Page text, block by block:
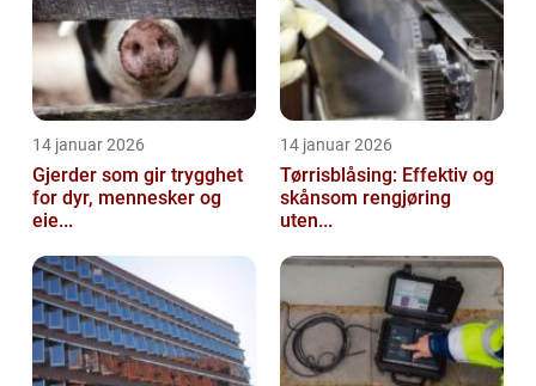
14 januar 2026
Gjerder som gir trygghet
for dyr, mennesker og
eie...
14 januar 2026
Tørrisblåsing: Effektiv og
skånsom rengjøring
uten...